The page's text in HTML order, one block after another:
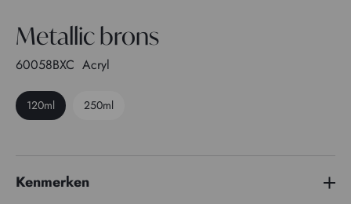
Metallic brons
60058BXC Acryl
120ml 250ml
Kenmerken